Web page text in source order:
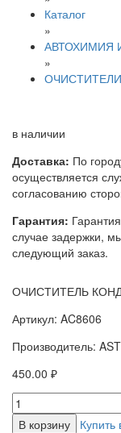
Каталог
»
АВТОХИМИЯ
»
в наличии
Доставка: По
осуществляется
согласованию
Гарантия:
случае задержки,
следующий заказ.
ОЧИСТИТЕЛЬ
Артикул: AC8606
Производитель:
450.00 ₽
В корзину Купить